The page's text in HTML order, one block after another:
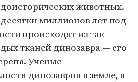
доисторических животных.
миллионов лет под
происходят из так
тканей динозавра — его
Ученые
динозавров в земле, в